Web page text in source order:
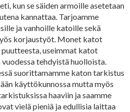
kun se säiden armoille asetetaan
kannattaa. Tarjoamme
ja vanhoille katoille sekä
korjaustyöt. Monet katot
useimmat katot
tehdyistä huolloista.
suorittamamme katon tarkistus
käyttökunnossa mutta myös
haaviin ja saamme
vielä pieniä ja edullisia laittaa